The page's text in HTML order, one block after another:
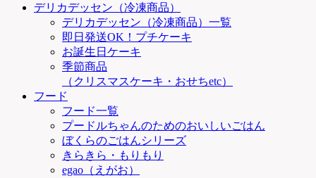
デリカデッセン（冷凍商品）
デリカデッセン（冷凍商品）一覧
即日発送OK！プチケーキ
お誕生日ケーキ
季節商品
（クリスマスケーキ・おせちetc）
フード
フード一覧
プードルちゃんのためのおいしいごはん
ぼくらのごはんシリーズ
きらきら・もりもり
egao（えがお）